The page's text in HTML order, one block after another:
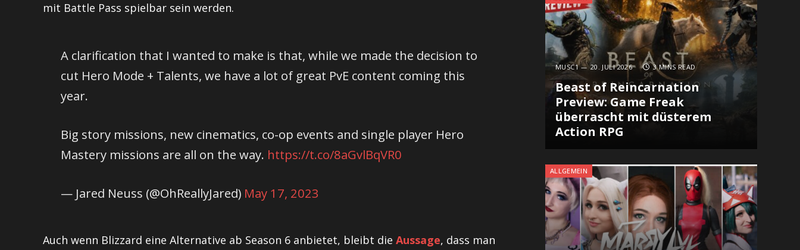
mit Battle Pass spielbar sein werden.
A clarification that I wanted to make is that, while we made the decision to
cut Hero Mode + Talents, we have a lot of great PvE content coming this
year.
Big story missions, new cinematics, co-op events and single player Hero
Mastery missions are all on the way. https://t.co/8aGvlBqVR0
— Jared Neuss (@OhReallyJared) May 17, 2023
Auch wenn Blizzard eine Alternative ab Season 6 anbietet, bleibt die Aussage, dass man
MUSC1 20. JULI 2026 3 MINS READ
Beast of Reincarnation
Preview: Game Freak
überrascht mit düsterem
Action RPG
ALLGEMEIN